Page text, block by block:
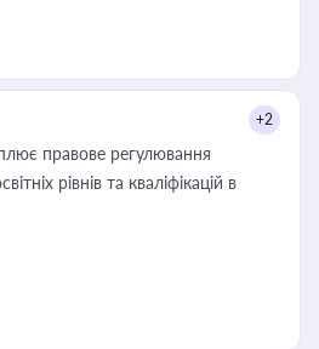
+2
правове регулювання
рівнів та кваліфікацій в